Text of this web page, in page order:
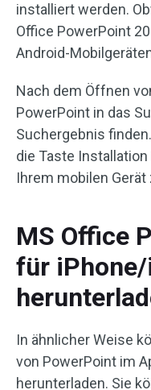
installiert werden.
Office PowerPoint
Android-
Nach dem Öffnen
PowerPoint in das
Suchergebnis
die Taste
Ihrem mobilen Gerät
MS Office
für
In ähnlicher Weise
von PowerPoint im
herunterladen. Sie